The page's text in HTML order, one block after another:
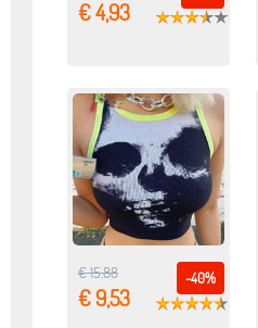
€ 4,93
-40%
€ 15,88
€ 9,53